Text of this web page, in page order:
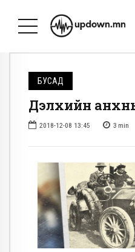
БУСАД
Дэлхийн
2018-12-08 13:45 3 min